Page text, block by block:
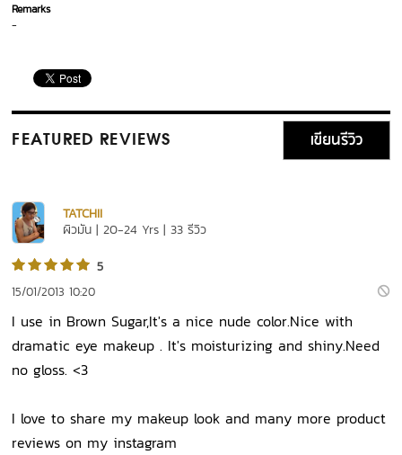
Remarks
-
FEATURED REVIEWS เขียนรีวิว
TATCHII
ผิวมัน | 20-24 Yrs | 33 รีวิว
5
15/01/2013 10:20
I use in Brown Sugar,It's a nice nude color.Nice with
dramatic eye makeup . It's moisturizing and shiny.Need
no gloss. <3
I love to share my makeup look and many more product
reviews on my instagram